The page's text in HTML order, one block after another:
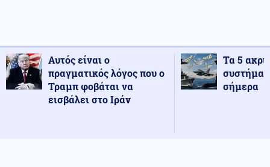
Αυτός είναι ο
πραγματικός λόγος που ο
Τραμπ φοβάται να
εισβάλει στο Ιράν
Τα 5
σήμερα